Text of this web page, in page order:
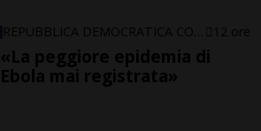
12 ore
«La peggiore epidemia di
Ebola mai registrata»